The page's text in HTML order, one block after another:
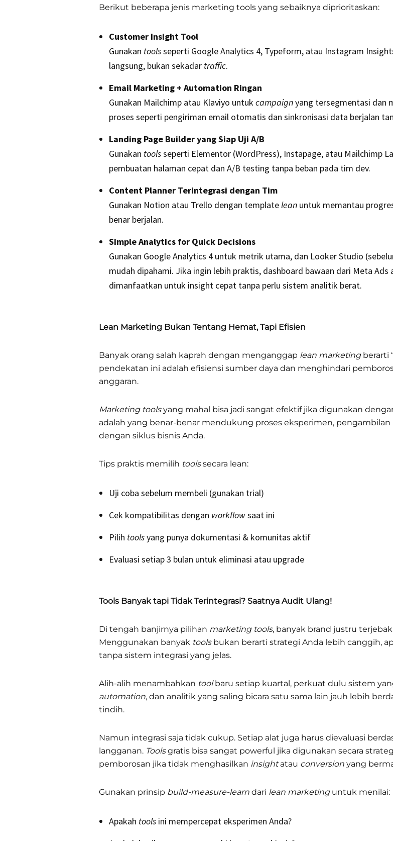
Berikut beberapa jenis marketing tools yang sebaiknya diprioritaskan:
Customer Insight Tool
Gunakan toolsseperti Google Analytics 4, Typeform, atau Instagram
langsung, bukan sekadar traffic.
Email Marketing + Automation Ringan
Gunakan Mailchimp atau Klaviyo untuk campaignyang tersegmentasi dan
proses seperti pengiriman email otomatis dan sinkronisasi data berjalan
Landing Page Builder yang Siap Uji A/B
Gunakan toolsseperti Elementor (WordPress), Instapage, atau Mailchimp
pembuatan halaman cepat dan A/B testing tanpa beban pada tim dev.
Content Planner Terintegrasi dengan Tim
Gunakan Notion atau Trello dengan templatelean untuk memantau
benar berjalan.
Simple Analytics for Quick Decisions
Gunakan Google Analytics 4 untuk metrik utama, dan Looker Studio
mudah dipahami. Jika ingin lebih praktis, dashboard bawaan dari Meta Ads
dimanfaatkan untuk insight cepat tanpa perlu sistem analitik berat.
Lean Marketing Bukan Tentang Hemat, Tapi Efisien
Banyak orang salah kaprah dengan menganggap lean marketingberarti
pendekatan ini adalah efisiensi sumber daya dan menghindari
anggaran.
Marketing toolsyang mahal bisa jadi sangat efektif jika digunakan
adalah yang benar-benar mendukung proses eksperimen,
dengan siklus bisnis Anda.
Tips praktis memilih toolssecara lean:
Uji coba sebelum membeli (gunakan trial)
Cek kompatibilitas dengan workflowsaat ini
Pilih toolsyang punya dokumentasi & komunitas aktif
Evaluasi setiap 3 bulan untuk eliminasi atau upgrade
Tools Banyak tapi Tidak Terintegrasi? Saatnya Audit Ulang!
Di tengah banjirnya pilihan marketing tools, banyak brand justru
Menggunakan banyak toolsbukan berarti strategi Anda lebih canggih,
tanpa sistem integrasi yang jelas.
Alih-alih menambahkan toolbaru setiap kuartal, perkuat dulu sistem
automation, dan analitik yang saling bicara satu sama lain jauh lebih
tindih.
Namun integrasi saja tidak cukup. Setiap alat juga harus dievaluasi
langganan. Toolsgratis bisa sangat powerful jika digunakan secara
pemborosan jika tidak menghasilkan insightatau conversion yang
Gunakan prinsip build-measure-learn dari lean marketinguntuk menilai:
Apakah tools ini mempercepat eksperimen Anda?